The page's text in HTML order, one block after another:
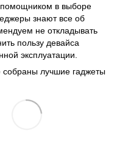
помощником в выборе
знают все об
не откладывать
пользу девайса
эксплуатации.
собраны лучшие гаджеты